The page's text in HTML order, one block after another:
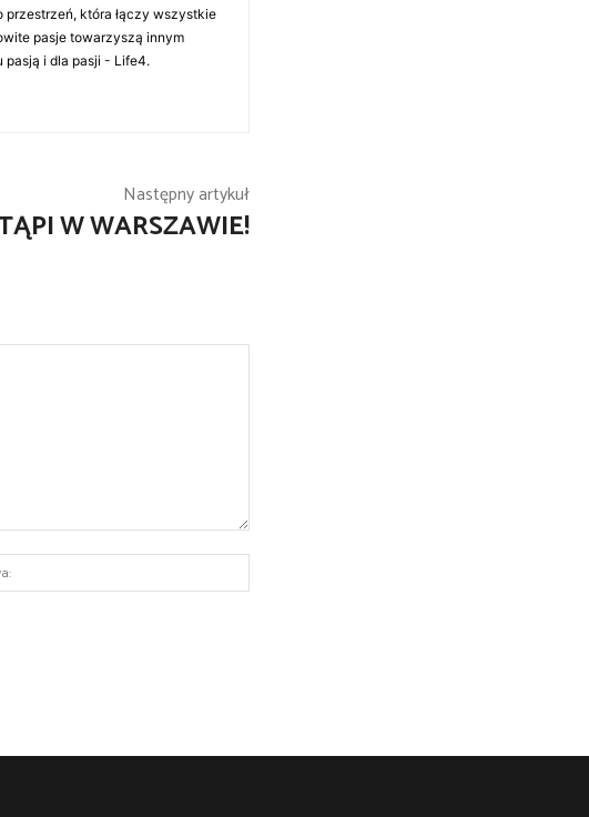
która łączy wszystkie
pasje towarzyszą innym
pasją i dla pasji - Life4.
Następny artykuł
W WARSZAWIE!
Internetowa: